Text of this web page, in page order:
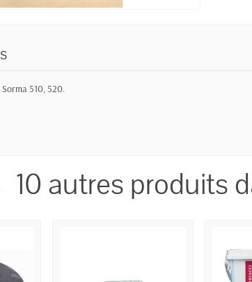
510, 520.
10 autres produits